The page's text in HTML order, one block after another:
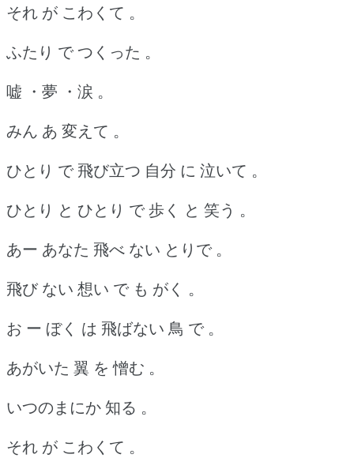
それ が こわくて 。
ふたり で つくった 。
嘘 ・夢 ・涙 。
みん あ 変えて 。
ひとり で 飛び立つ 自分 に 泣いて 。
ひとり と ひとり で 歩く と 笑う 。
あー あなた 飛べ ない とりで 。
飛び ない 想い で も がく 。
お ー ぼく は 飛ばない 鳥 で 。
あがいた 翼 を 憎む 。
いつのまにか 知る 。
それ が こわくて 。